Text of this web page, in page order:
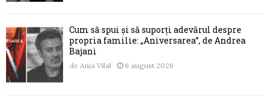
Cum să spui și să suporți adevărul despre
propria familie: „Aniversarea”, de Andrea
Bajani
de Ania Vilal 6 august 2026